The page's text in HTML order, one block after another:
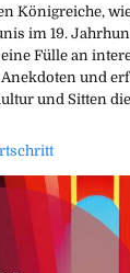
Königreiche,
im 19.
Fülle an
und
und Sitten